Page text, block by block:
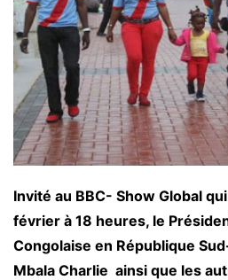
Invité au BBC- Show Global
février à 18 heures, le
Congolaise en République
Mbala Charlie ainsi que les